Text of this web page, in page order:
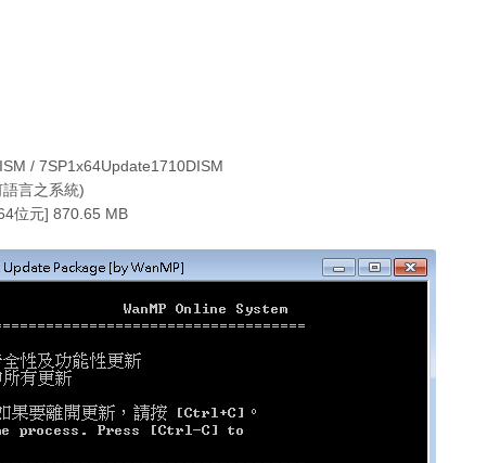
/ 7SP1x64Update1710DISM
言之系統)
位元] 870.65 MB